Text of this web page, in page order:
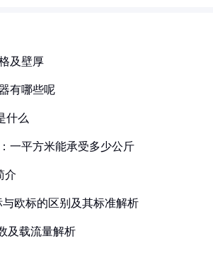
及壁厚
有哪些呢
什么
一平方米能承受多少公斤
介
与欧标的区别及其标准解析
及载流量解析